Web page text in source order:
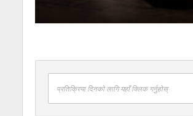
प्रतिक्रिया दिनको लागि यहाँ क्लिक गर्नुहोस्